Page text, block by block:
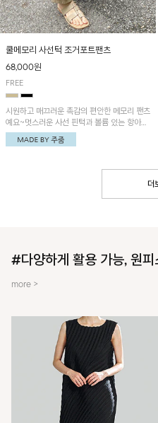
쿨메모리 사선턱 조거포트팬츠
68,000원
FREE
시원하고 매끄러운 촉감의 편안한 메모리 팬츠
예요~멋스러운 사선 핀턱과 볼륨 있는 항아리
핏이 유니크한 아이템!
더
#다양하게 활용 가능, 원피
more >